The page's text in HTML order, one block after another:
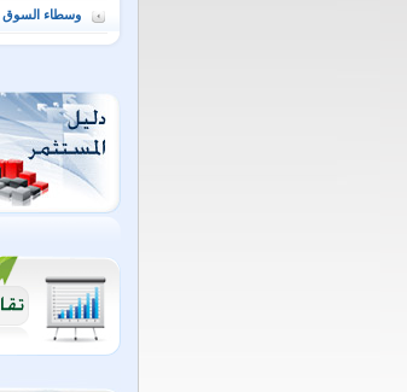
وسطاء السوق